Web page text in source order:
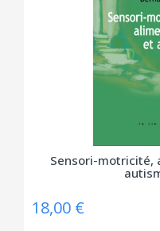
Sensori-motricité,
18,00 €